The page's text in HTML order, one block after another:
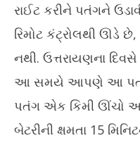
રાઈટ કરીને પતંગને
રિમોટ કંટ્રોલથી ઊડે
નથી. ઉત્તરાયણના
આ સમયે આપણે આ
પતંગ એક કિમી ઊંચો
બેટરીની ક્ષમતા 15